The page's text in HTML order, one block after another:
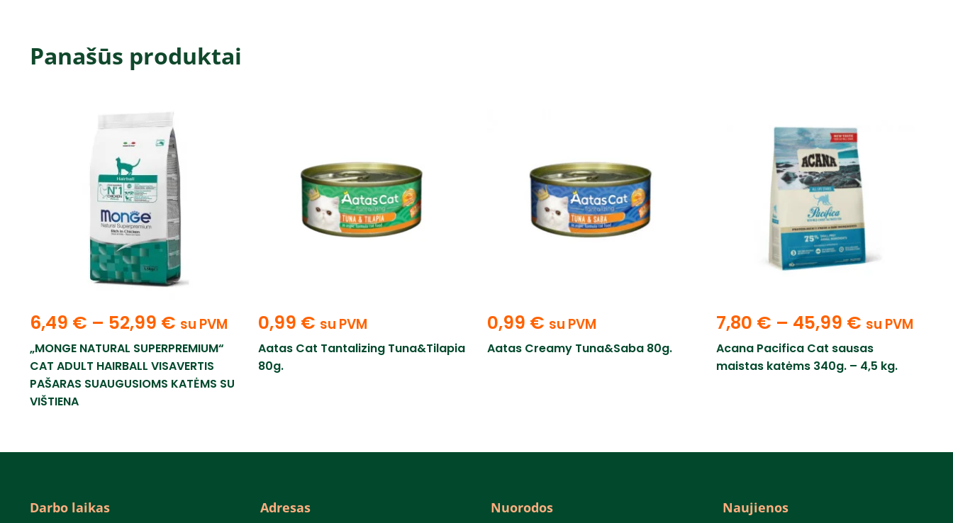
Panašūs produktai
6,49 € – 52,99 € su PVM
„MONGE NATURAL SUPERPREMIUM“
CAT ADULT HAIRBALL VISAVERTIS
PAŠARAS SUAUGUSIOMS KATĖMS SU
VIŠTIENA
0,99 € su PVM
Aatas Cat Tantalizing Tuna&Tilapia
80g.
0,99 € su PVM
Aatas Creamy Tuna&Saba 80g.
7,80 € – 45,99 € su PVM
Acana Pacifica Cat sausas
maistas katėms 340g. – 4,5 kg.
Darbo laikas Adresas Nuorodos Naujienos